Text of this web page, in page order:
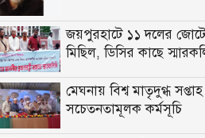
জয়পুরহাটে ১১ দলের
মিছিল, ডিসির কাছে
মেঘনায় বিশ্ব মাতৃদুগ্ধ
সচেতনতামূলক কর্মসূচি